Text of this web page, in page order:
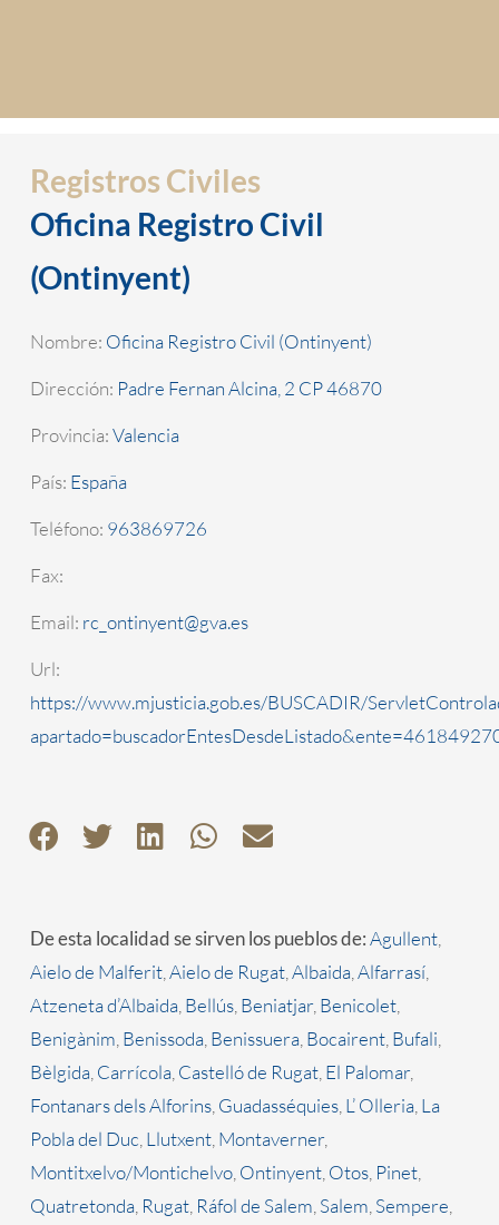
Registros Civiles
Oficina Registro Civil
(Ontinyent)
Nombre: Oficina Registro Civil (Ontinyent)
Dirección: Padre Fernan Alcina, 2 CP 46870
Provincia:Valencia
País: España
Teléfono: 963869726
Fax:
Email: rc_ontinyent@gva.es
Url:
https://www.mjusticia.gob.es/BUSCADIR/
De esta localidad se sirven los pueblos de:Agullent,
Aielo de Malferit, Aielo de Rugat, Albaida Alfarrasí,
Atzeneta d’Albaida Bellús, Beniatjar, Benicolet,
Benigànim Benissoda Benissuera Bocairent, Bufali
Bèlgida Carrícola Castelló de Rugat, El Palomar,
Fontanars dels Alforins, Guadasséquies, L’ Olleria La
Pobla del Duc Llutxent, Montaverner,
Montitxelvo/Montichelvo, Ontinyent, Otos, Pinet,
Quatretonda Rugat, Ráfol de Salem Salem Sempere